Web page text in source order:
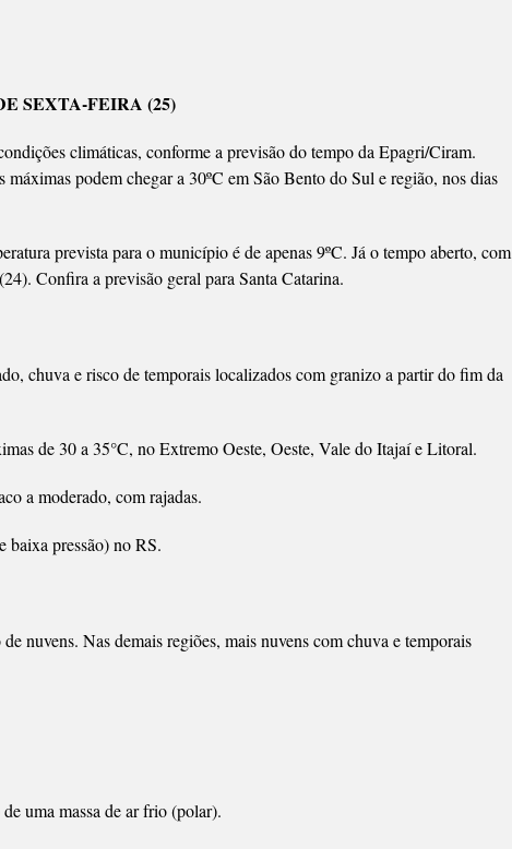
SEXTA-FEIRA (25)
climáticas, conforme a previsão do tempo da Epagri/Ciram.
podem chegar a 30ºC em São Bento do Sul e região, nos dias
prevista para o município é de apenas 9ºC. Já o tempo aberto, com
Confira a previsão geral para Santa Catarina.
chuva e risco de temporais localizados com granizo a partir do fim da
de 30 a 35°C, no Extremo Oeste, Oeste, Vale do Itajaí e Litoral.
a moderado, com rajadas.
baixa pressão) no RS.
nuvens. Nas demais regiões, mais nuvens com chuva e temporais
uma massa de ar frio (polar).